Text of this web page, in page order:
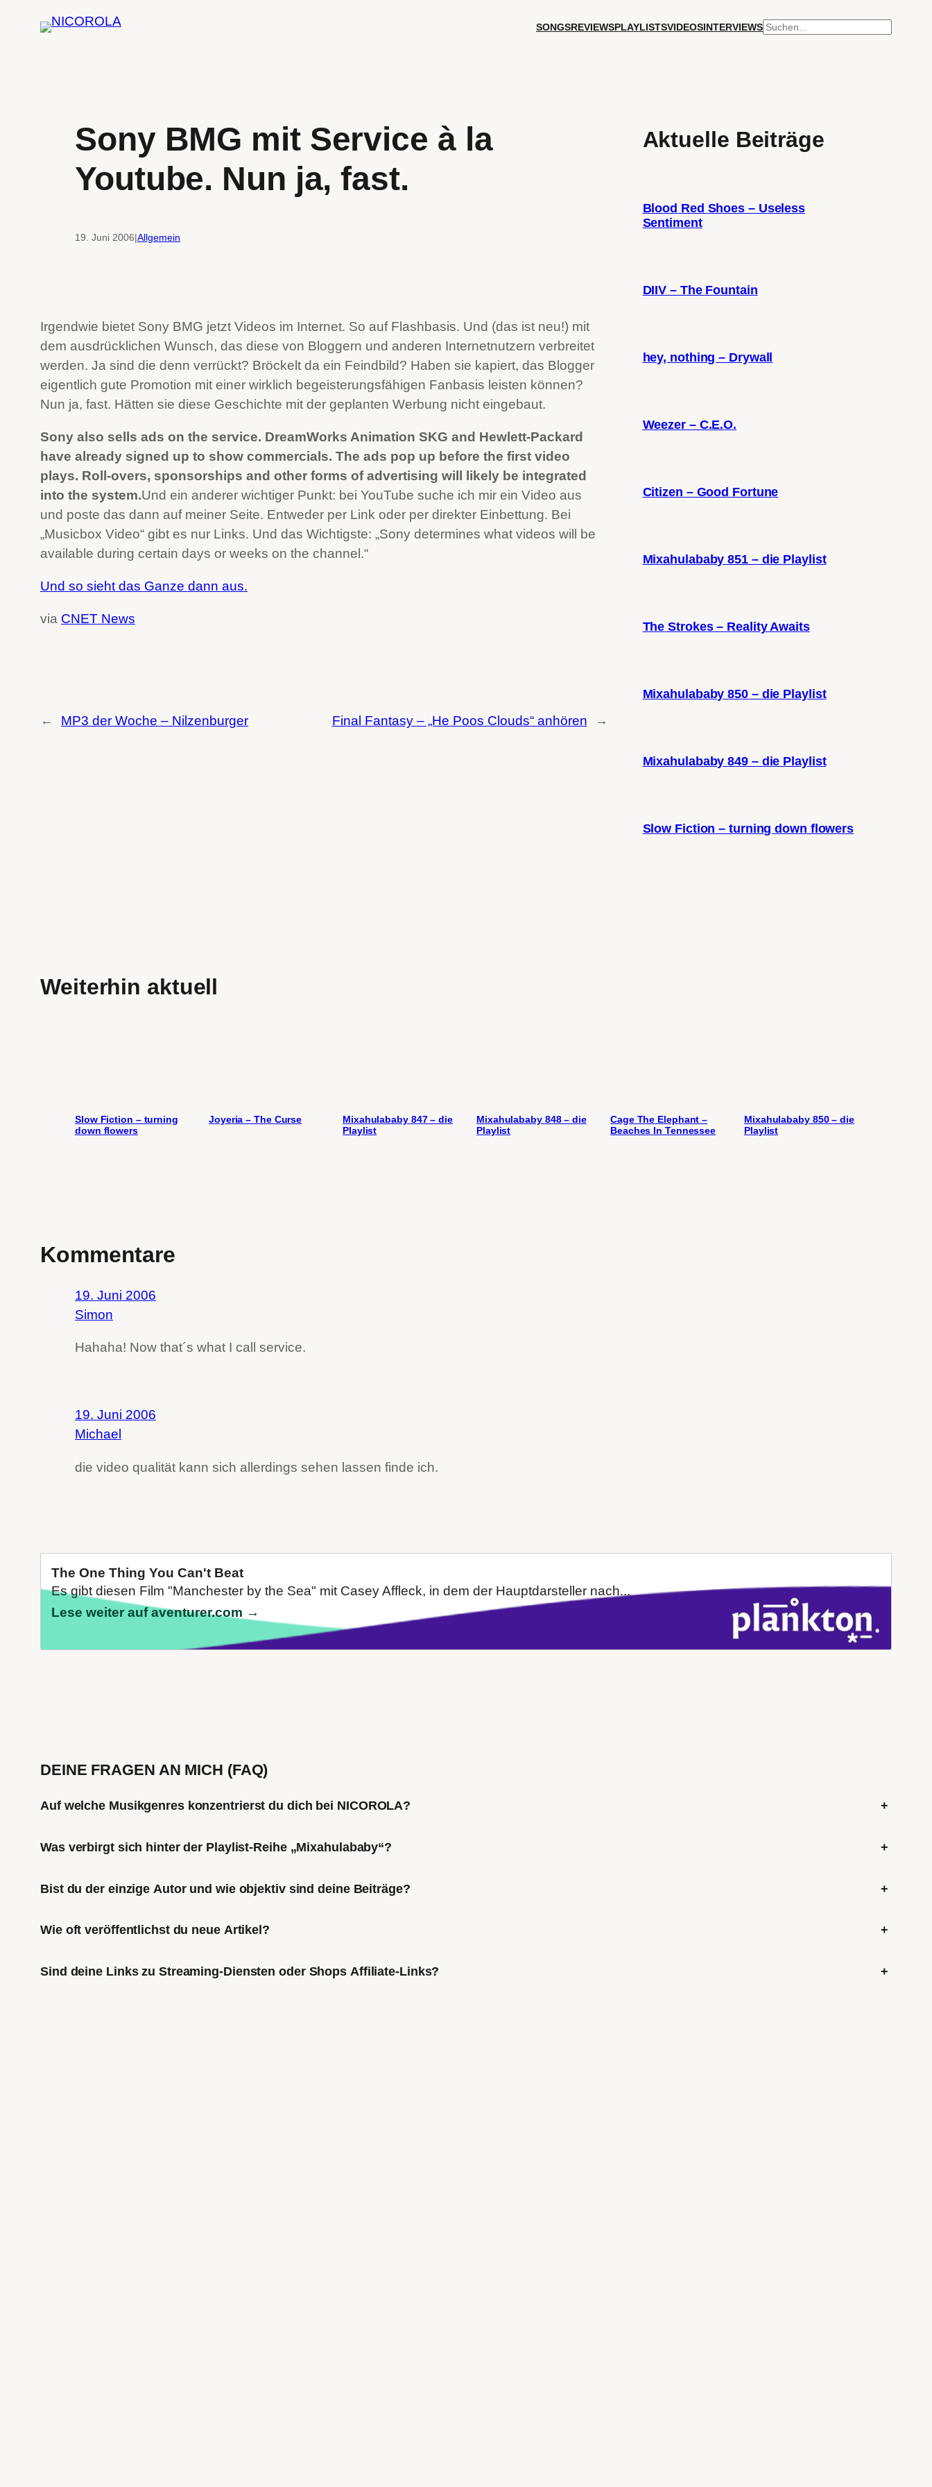
SONGSREVIEWSPLAYLISTSVIDEOSINTERVIEWSSUCHEN
Sony BMG mit Service à la
Youtube. Nun ja, fast.
19. Juni 2006|Allgemein
Irgendwie bietet Sony BMG jetzt Videos im Internet. So auf Flashbasis. Und (das ist neu!) mit
dem ausdrücklichen Wunsch, das diese von Bloggern und anderen Internetnutzern verbreitet
werden. Ja sind die denn verrückt? Bröckelt da ein Feindbild? Haben sie kapiert, das Blogger
eigentlich gute Promotion mit einer wirklich begeisterungsfähigen Fanbasis leisten können?
Nun ja, fast. Hätten sie diese Geschichte mit der geplanten Werbung nicht eingebaut.
Sony also sells ads on the service. DreamWorks Animation SKG and Hewlett-Packard
have already signed up to show commercials. The ads pop up before the first video
plays. Roll-overs, sponsorships and other forms of advertising will likely be integrated
into the system.Und ein anderer wichtiger Punkt: bei YouTube suche ich mir ein Video aus
und poste das dann auf meiner Seite. Entweder per Link oder per direkter Einbettung. Bei
„Musicbox Video“ gibt es nur Links. Und das Wichtigste: „Sony determines what videos will be
available during certain days or weeks on the channel.“
Und so sieht das Ganze dann aus.
via CNET News
← MP3 der Woche – Nilzenburger Final Fantasy – „He Poos Clouds“ anhören →
Aktuelle Beiträge
Blood Red Shoes – Useless
Sentiment
DIIV – The Fountain
hey, nothing – Drywall
Weezer – C.E.O.
Citizen – Good Fortune
Mixahulababy 851 – die Playlist
The Strokes – Reality Awaits
Mixahulababy 850 – die Playlist
Mixahulababy 849 – die Playlist
Slow Fiction – turning down flowers
Weiterhin aktuell
Slow Fiction – turning
down flowers
Joyeria – The Curse
Mixahulababy 847 – die
Playlist
Mixahulababy 848 – die
Playlist
Cage The Elephant –
Beaches In Tennessee
Mixahulababy 850 – die
Playlist
Kommentare
19. Juni 2006
Simon
Hahaha! Now that´s what I call service.
19. Juni 2006
Michael
die video qualität kann sich allerdings sehen lassen finde ich.
The One Thing You Can't Beat
Es gibt diesen Film "Manchester by the Sea" mit Casey Affleck, in dem der Hauptdarsteller nach...
Lese weiter auf aventurer.com →
DEINE FRAGEN AN MICH (FAQ)
Auf welche Musikgenres konzentrierst du dich bei NICOROLA? +
Was verbirgt sich hinter der Playlist-Reihe „Mixahulababy“? +
Bist du der einzige Autor und wie objektiv sind deine Beiträge? +
Wie oft veröffentlichst du neue Artikel? +
Sind deine Links zu Streaming-Diensten oder Shops Affiliate-Links? +